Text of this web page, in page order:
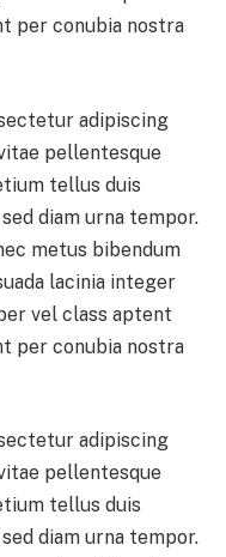
per conubia nostra
adipiscing
pellentesque
tellus duis
diam urna tempor.
metus bibendum
lacinia integer
vel class aptent
per conubia nostra
adipiscing
pellentesque
tellus duis
diam urna tempor.